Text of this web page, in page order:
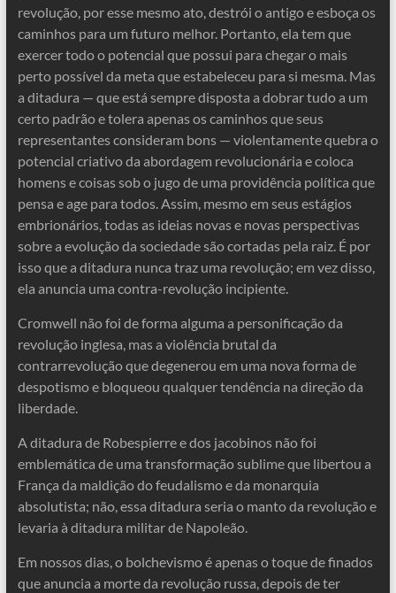
revolução, por esse mesmo ato, destrói o antigo e esboça os
caminhos para um futuro melhor. Portanto, ela tem que
exercer todo o potencial que possui para chegar o mais
perto possível da meta que estabeleceu para si mesma. Mas
a ditadura — que está sempre disposta a dobrar tudo a um
certo padrão e tolera apenas os caminhos que seus
representantes consideram bons — violentamente quebra o
potencial criativo da abordagem revolucionária e coloca
homens e coisas sob o jugo de uma providência política que
pensa e age para todos. Assim, mesmo em seus estágios
embrionários, todas as ideias novas e novas perspectivas
sobre a evolução da sociedade são cortadas pela raiz. É por
isso que a ditadura nunca traz uma revolução; em vez disso,
ela anuncia uma contra-revolução incipiente.
Cromwell não foi de forma alguma a personificação da
revolução inglesa, mas a violência brutal da
contrarrevolução que degenerou em uma nova forma de
despotismo e bloqueou qualquer tendência na direção da
liberdade.
A ditadura de Robespierre e dos jacobinos não foi
emblemática de uma transformação sublime que libertou a
França da maldição do feudalismo e da monarquia
absolutista; não, essa ditadura seria o manto da revolução e
levaria à ditadura militar de Napoleão.
Em nossos dias, o bolchevismo é apenas o toque de finados
que anuncia a morte da revolução russa, depois de ter